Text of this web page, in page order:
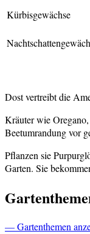
Kürbisgewächse
Dost vertreibt die
Kräuter wie
Beetumrandung vor
Pflanzen sie
Garten. Sie
— Gartenthemen